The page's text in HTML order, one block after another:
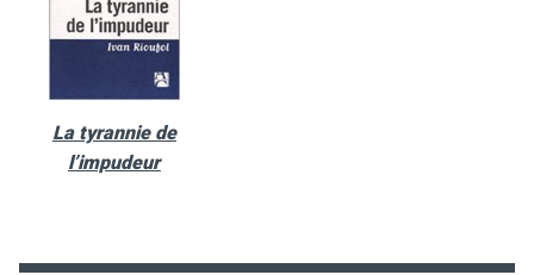
La tyrannie de
l’impudeur